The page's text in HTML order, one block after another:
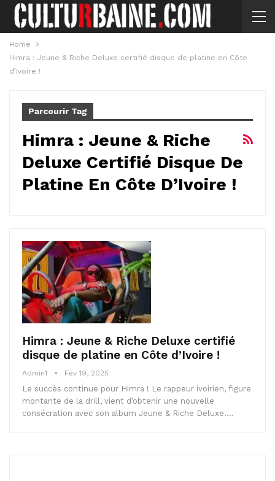
Home
Himra : Jeune & Riche Deluxe certifié disque de platine en Côte
d’Ivoire !
Parcourir Tag
Himra : Jeune & Riche
Deluxe Certifié Disque De
Platine En Côte D’Ivoire !
Himra : Jeune & Riche Deluxe certifié
disque de platine en Côte d’Ivoire !
Admin1 Fév 19, 2025
Le succès continue pour Himra ! Le rappeur ivoirien, figure
montante de la drill, vient d’obtenir une nouvelle
consécration avec son album Jeune & Riche Deluxe.…